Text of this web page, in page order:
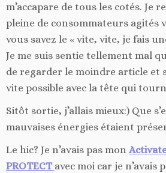
m’accapare de tous les cotés. Je
pleine de consommateurs agités
vous savez le « vite, vite, je fais
Je me suis sentie tellement mal
de regarder le moindre article et
vite possible avec la tête qui
Sitôt sortie, j’allais mieux:) Que
mauvaises énergies étaient
Le hic? Je n’avais pas mon
PROTECT avec moi car je n’avais